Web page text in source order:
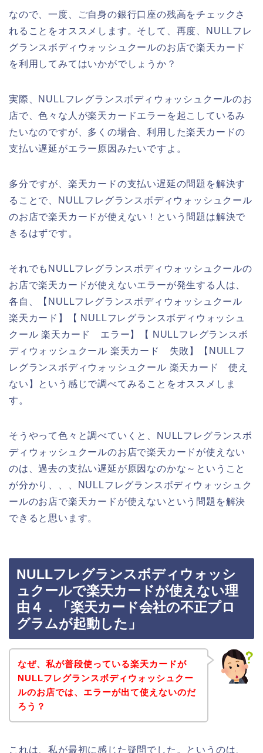
なので、一度、ご自身の銀行口座の残高をチェックさ
れることをオススメします。そして、再度、NULLフレ
グランスボディウォッシュクールのお店で楽天カード
を利用してみてはいかがでしょうか？
実際、NULLフレグランスボディウォッシュクールのお
店で、色々な人が楽天カードエラーを起こしているみ
たいなのですが、多くの場合、利用した楽天カードの
支払い遅延がエラー原因みたいですよ。
多分ですが、楽天カードの支払い遅延の問題を解決す
ることで、NULLフレグランスボディウォッシュクール
のお店で楽天カードが使えない！という問題は解決で
きるはずです。
それでもNULLフレグランスボディウォッシュクールの
お店で楽天カードが使えないエラーが発生する人は、
各自、【NULLフレグランスボディウォッシュクール
楽天カード】【 NULLフレグランスボディウォッシュ
クール 楽天カード エラー】【 NULLフレグランスボ
ディウォッシュクール 楽天カード 失敗】【NULLフ
レグランスボディウォッシュクール 楽天カード 使え
ない】という感じで調べてみることをオススメしま
す。
そうやって色々と調べていくと、NULLフレグランスボ
ディウォッシュクールのお店で楽天カードが使えない
のは、過去の支払い遅延が原因なのかな～ということ
が分かり、、、NULLフレグランスボディウォッシュク
ールのお店で楽天カードが使えないという問題を解決
できると思います。
NULLフレグランスボディウォッシ
ュクールで楽天カードが使えない理
由４．「楽天カード会社の不正プロ
グラムが起動した」
なぜ、私が普段使っている楽天カードが
NULLフレグランスボディウォッシュクー
ルのお店では、エラーが出て使えないのだ
ろう？
これは、私が最初に感じた疑問でした。というのは、